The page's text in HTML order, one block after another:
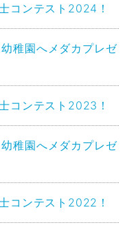
コンテスト2024！
稚園へメダカプレゼ
コンテスト2023！
稚園へメダカプレゼ
コンテスト2022！